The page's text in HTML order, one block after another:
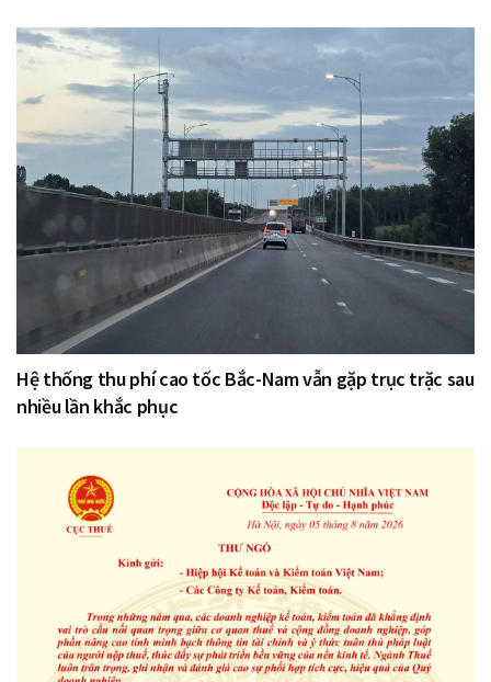
Hệ thống thu phí cao tốc Bắc-Nam vẫn gặp trục trặc sau
nhiều lần khắc phục